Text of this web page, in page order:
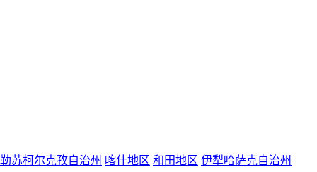
苏柯尔克孜自治州 喀什地区 和田地区 伊犁哈萨克自治州